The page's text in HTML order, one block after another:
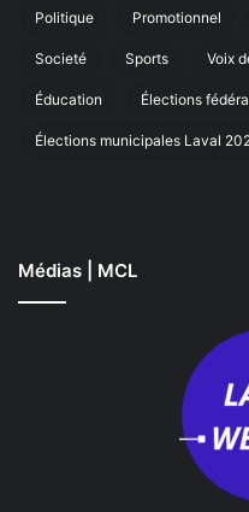
Politique Promotionnel
Societé Sports Voix
Éducation Élections
Élections municipales Laval
Médias | MCL